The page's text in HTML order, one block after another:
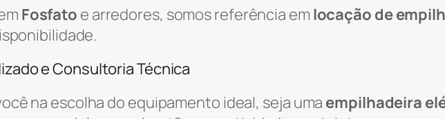
Fosfato e arredores, somos referência em locação de
e Consultoria Técnica
na escolha do equipamento ideal, seja uma empilhadeira